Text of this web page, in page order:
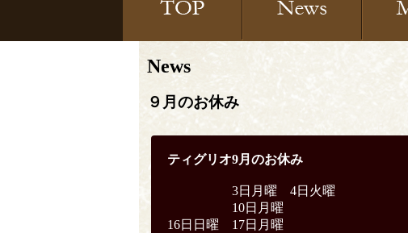
News
９月のお休み
ティグリオ9月のお休み
3日月曜 4日火曜
10日月曜
16日日曜 17日月曜